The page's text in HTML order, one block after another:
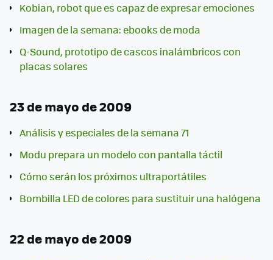
Kobian, robot que es capaz de expresar emociones
Imagen de la semana: ebooks de moda
Q-Sound, prototipo de cascos inalámbricos con
placas solares
23 de mayo de 2009
Análisis y especiales de la semana 71
Modu prepara un modelo con pantalla táctil
Cómo serán los próximos ultraportátiles
Bombilla LED de colores para sustituir una halógena
22 de mayo de 2009